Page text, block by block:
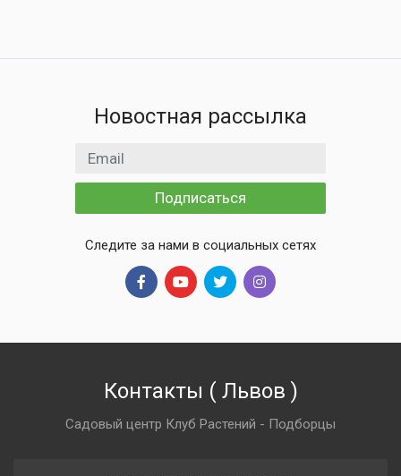
Новостная рассылка
Email адрес
Подписаться
Следите за нами в социальных сетях
Контакты ( Львов )
Садовый центр Клуб Растений - Подборцы